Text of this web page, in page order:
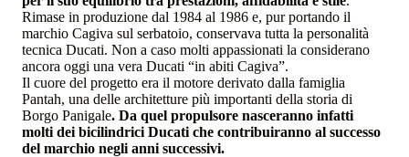
Rimase in produzione dal 1984 al 1986 e, pur portando il
marchio Cagiva sul serbatoio, conservava tutta la personalità
tecnica Ducati. Non a caso molti appassionati la considerano
ancora oggi una vera Ducati “in abiti Cagiva”.
Il cuore del progetto era il motore derivato dalla famiglia
Pantah, una delle architetture più importanti della storia di
Borgo Panigale. Da quel propulsore nasceranno infatti
molti dei bicilindrici Ducati che contribuiranno al successo
del marchio negli anni successivi.